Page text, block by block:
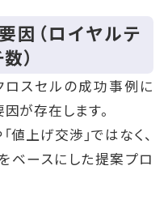
（ロイヤルテ
）
ロスセルの成功事例に
が存在します。
値上げ交渉」ではなく、
ベースにした提案プロ